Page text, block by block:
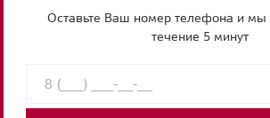
Оставьте Ваш номер телефона и мы
течение 5 минут